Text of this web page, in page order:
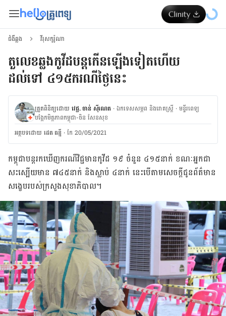
ជំងឺឆ្លង វីរុសកូរ៉ូណា
តួលេខឆ្លងកូវីដបន្តកើនឡើងទៀតហើយ
ដល់ទៅ ៤១៥ករណីថ្ងៃនេះ
ត្រួតពិនិត្យដោយ វេជ្ជ. ចាន់ ស៊ីណេត ·ឯកទេសសម្ភព និងរោគស្ត្រី ·ម​ន្ទីរពេទ្យ
បង្អែកមិត្តភាពកម្ពុជា-ចិន សែនសុខ
អត្ថបទ​ដោយ ដេត ធន្នី ·កែ 20/05/2021
កម្ពុជា​បន្តរក​ឃើញ​ករណី​វិជ្ជមាន​កូវីដ ១៩ ចំនួន ៤១៥នាក់ ខណៈ​អ្នក​ជា​
សះ​ស្បើយ​មាន ៧៤៥នាក់ និងស្លាប់ ៤នាក់ នេះ​បើ​តាម​សេចក្តី​ជូនព័ត៌មាន​
សង្ខេប​របស់​ក្រសួង​សុខាភិបាល។